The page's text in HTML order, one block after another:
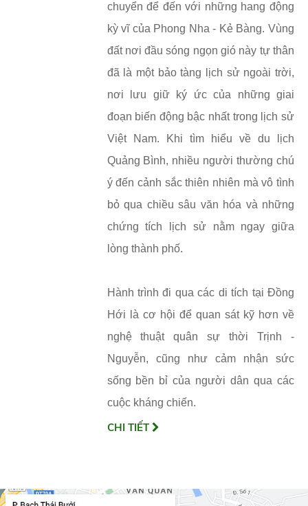
chuyển để đến với những hang động
kỳ vĩ của Phong Nha - Kẻ Bàng. Vùng
đất nơi đầu sóng ngọn gió này tự thân
đã là một bảo tàng lịch sử ngoài trời,
nơi lưu giữ ký ức của những giai
đoạn biến động bậc nhất trong lịch sử
Việt Nam. Khi tìm hiểu về du lịch
Quảng Bình, nhiều người thường chú
ý đến cảnh sắc thiên nhiên mà vô tình
bỏ qua chiều sâu văn hóa và những
chứng tích lịch sử nằm ngay giữa
lòng thành phố.
Hành trình đi qua các di tích tại Đồng
Hới là cơ hội để quan sát kỹ hơn về
nghệ thuật quân sự thời Trịnh -
Nguyễn, cũng như cảm nhận sức
sống bền bỉ của người dân qua các
cuộc kháng chiến.
CHI TIẾT